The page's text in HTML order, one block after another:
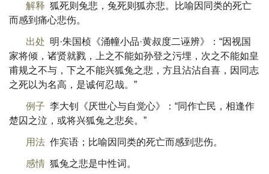
解释 狐死则兔悲，兔死则狐亦悲。比喻因同类的死亡
而感到痛心悲伤。
出处 明·朱国桢《涌幢小品·黄叔度二诬辨》：“因视国
家将倾，诸贤就戮，上之不能如孙登之污埋，次之不能如皇
甫规之不与，下之不能兴狐兔之悲，方且沾沾自喜，因同志
之死以为名高，是诚何忍哉。”
例子 李大钊《厌世心与自觉心》：“同作亡民，相逢作
楚囚之泣，或将兴狐兔之悲矣。”
用法 作宾语；比喻因同类的死亡而感到悲伤。
感情 狐兔之悲是中性词。